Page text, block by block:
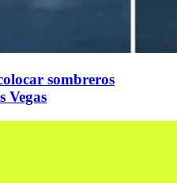
sombreros
Vegas